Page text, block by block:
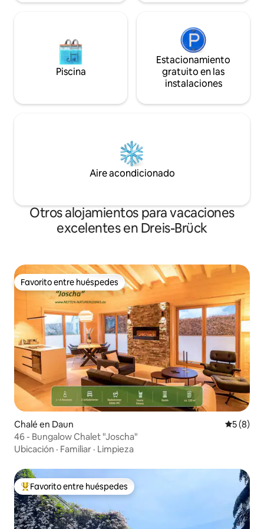
Piscina
Estacionamiento
gratuito en las
instalaciones
Aire acondicionado
Otros alojamientos para vacaciones
excelentes en Dreis-Brück
Favorito entre huéspedes
Favorito entre huéspedes
Chalé en Daun
5 (8)
46 - Bungalow Chalet "Joscha"
Ubicación · Familiar · Limpieza
Favorito entre huéspedes preferido
Favorito entre huéspedes